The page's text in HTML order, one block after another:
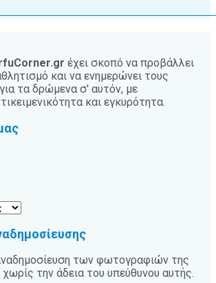
έχει σκοπό να προβάλλει
και να ενημερώνει τους
τα δρώμενα σ' αυτόν, με
και εγκυρότητα.
των φωτογραφιών της
την άδεια του υπεύθυνου αυτής.